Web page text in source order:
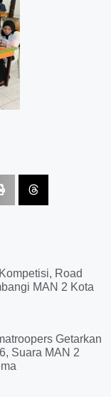
Road
MAN 2 Kota
Getarkan
Suara MAN 2